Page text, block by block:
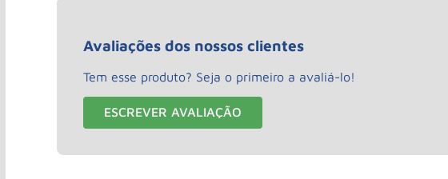
Avaliações dos nossos clientes
Tem esse produto? Seja o primeiro a avaliá-lo!
ESCREVER AVALIAÇÃO